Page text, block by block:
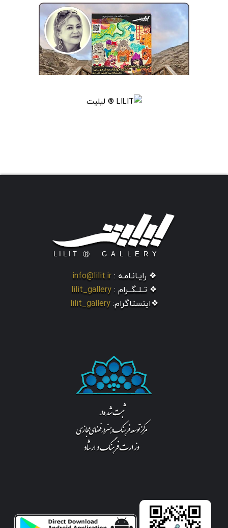
❖ رایـانـامـه : info@lilit.ir
❖ تــلــگــرام : lilit_gallery
❖اینستاگرام: lilit_gallery